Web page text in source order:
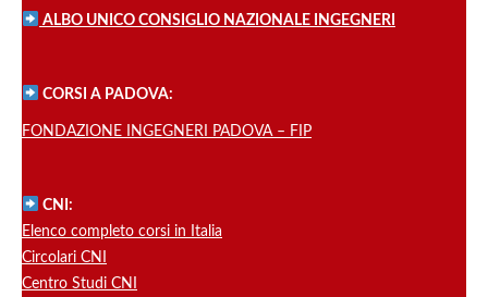
ALBO UNICO CONSIGLIO NAZIONALE INGEGNERI
CORSI A PADOVA:
FONDAZIONE INGEGNERI PADOVA – FIP
CNI:
Elenco completo corsi in Italia
Circolari CNI
Centro Studi CNI